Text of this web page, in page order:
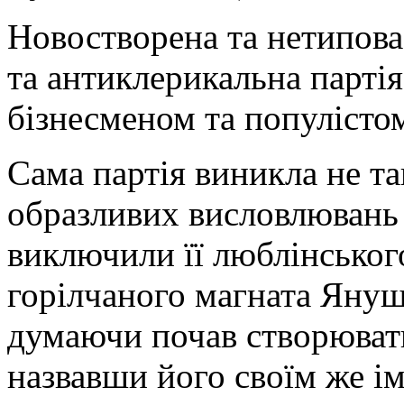
Новостворена та
та антиклерикальна
бізнесменом та
Сама партія виникла не
образливих
виключили її
горілчаного магната
думаючи почав
назвавши його своїм же